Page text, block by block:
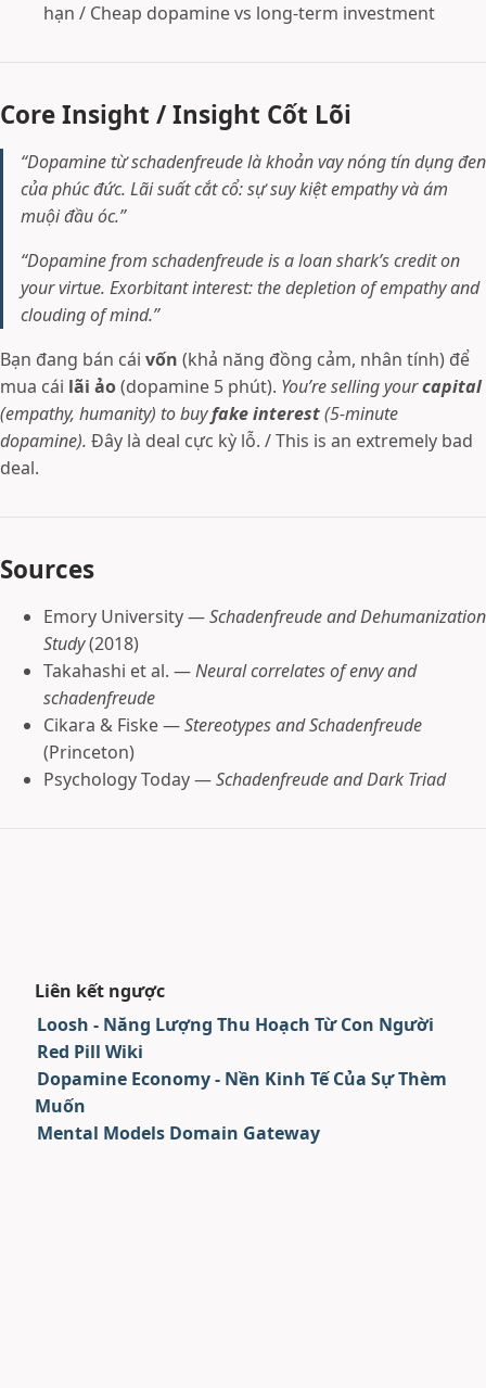
hạn / Cheap dopamine vs long-term investment
Core Insight / Insight Cốt Lõi
“Dopamine từ schadenfreude là khoản vay nóng tín dụng đen
của phúc đức. Lãi suất cắt cổ: sự suy kiệt empathy và ám
muội đầu óc.”
“Dopamine from schadenfreude is a loan shark’s credit on
your virtue. Exorbitant interest: the depletion of empathy and
clouding of mind.”
Bạn đang bán cái vốn (khả năng đồng cảm, nhân tính) để
mua cái lãi ảo(dopamine 5 phút). You’re selling yourcapital
(empathy, humanity) to buyfake interest(5-minute
dopamine). Đây là deal cực kỳ lỗ. / This is an extremely bad
deal.
Sources
Emory University —Schadenfreude and Dehumanization
Study(2018)
Takahashi et al. —Neural correlates of envy and
schadenfreude
Cikara & Fiske —Stereotypes and Schadenfreude
(Princeton)
Psychology Today —Schadenfreude and Dark Triad
Liên kết ngược
Loosh - Năng Lượng Thu Hoạch Từ Con Người
Red Pill Wiki
Dopamine Economy - Nền Kinh Tế Của Sự Thèm
Muốn
Mental Models Domain Gateway